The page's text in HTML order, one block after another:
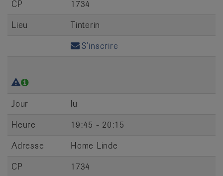
CP
1734
Lieu
Tinterin
S’inscrire
Jour
lu
Heure
19:45 - 20:15
Adresse
Home Linde
CP
1734